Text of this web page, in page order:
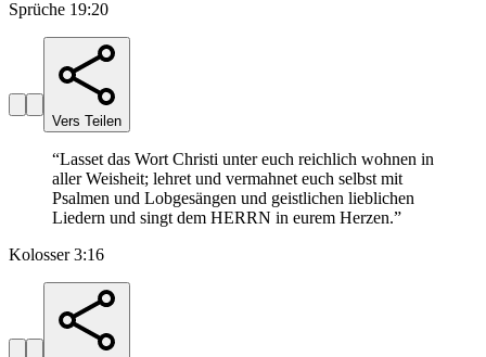
Sprüche 19:20
Vers Teilen
“Lasset das Wort Christi unter euch reichlich wohnen in
aller Weisheit; lehret und vermahnet euch selbst mit
Psalmen und Lobgesängen und geistlichen lieblichen
Liedern und singt dem HERRN in eurem Herzen.”
Kolosser 3:16